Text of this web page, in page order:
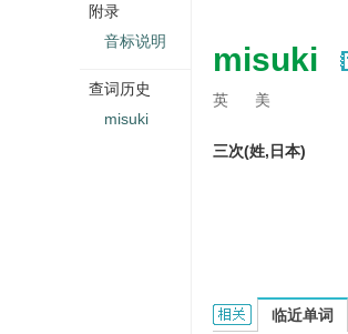
misuki
英 美
三次(姓,日本)
Misuki的相关资料：
临近单词
附录
音标说明
查词历史
misuki